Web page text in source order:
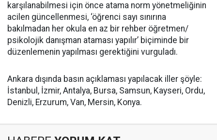
karşılanabilmesi için önce atama norm yönetmeliğinin
acilen güncellenmesi, ‘öğrenci sayı sınırına
bakılmadan her okula en az bir rehber öğretmen/
psikolojik danışman ataması yapılır’ biçiminde bir
düzenlemenin yapılması gerektiğini vurguladı.
Ankara dışında basın açıklaması yapılacak iller şöyle:
İstanbul, İzmir, Antalya, Bursa, Samsun, Kayseri, Ordu,
Denizli, Erzurum, Van, Mersin, Konya.